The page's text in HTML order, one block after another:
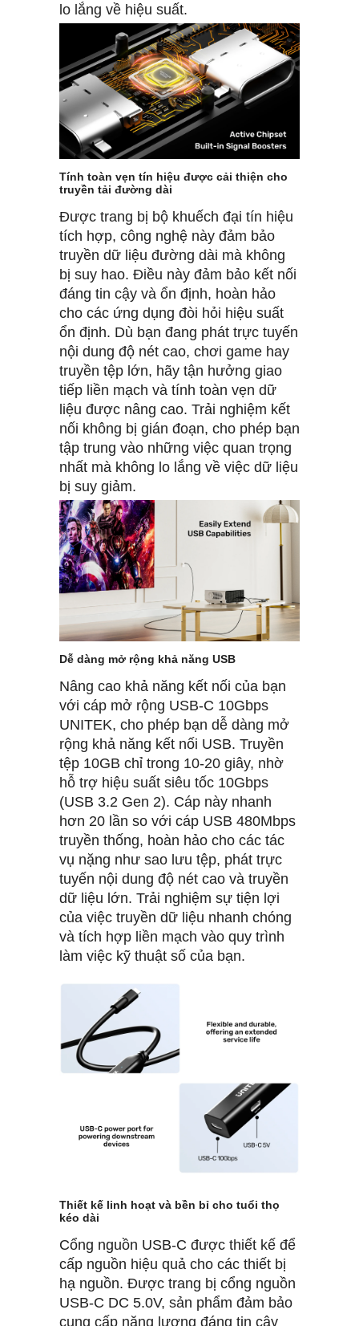
lo lắng về hiệu suất.
Tính toàn vẹn tín hiệu được cải thiện cho
truyền tải đường dài
Được trang bị bộ khuếch đại tín hiệu
tích hợp, công nghệ này đảm bảo
truyền dữ liệu đường dài mà không
bị suy hao. Điều này đảm bảo kết nối
đáng tin cậy và ổn định, hoàn hảo
cho các ứng dụng đòi hỏi hiệu suất
ổn định. Dù bạn đang phát trực tuyến
nội dung độ nét cao, chơi game hay
truyền tệp lớn, hãy tận hưởng giao
tiếp liền mạch và tính toàn vẹn dữ
liệu được nâng cao. Trải nghiệm kết
nối không bị gián đoạn, cho phép bạn
tập trung vào những việc quan trọng
nhất mà không lo lắng về việc dữ liệu
bị suy giảm.
Dễ dàng mở rộng khả năng USB
Nâng cao khả năng kết nối của bạn
với cáp mở rộng USB-C 10Gbps
UNITEK, cho phép bạn dễ dàng mở
rộng khả năng kết nối USB. Truyền
tệp 10GB chỉ trong 10-20 giây, nhờ
hỗ trợ hiệu suất siêu tốc 10Gbps
(USB 3.2 Gen 2). Cáp này nhanh
hơn 20 lần so với cáp USB 480Mbps
truyền thống, hoàn hảo cho các tác
vụ nặng như sao lưu tệp, phát trực
tuyến nội dung độ nét cao và truyền
dữ liệu lớn. Trải nghiệm sự tiện lợi
của việc truyền dữ liệu nhanh chóng
và tích hợp liền mạch vào quy trình
làm việc kỹ thuật số của bạn.
Thiết kế linh hoạt và bền bỉ cho tuổi thọ
kéo dài
Cổng nguồn USB-C được thiết kế để
cấp nguồn hiệu quả cho các thiết bị
hạ nguồn. Được trang bị cổng nguồn
USB-C DC 5.0V, sản phẩm đảm bảo
cung cấp năng lượng đáng tin cậy